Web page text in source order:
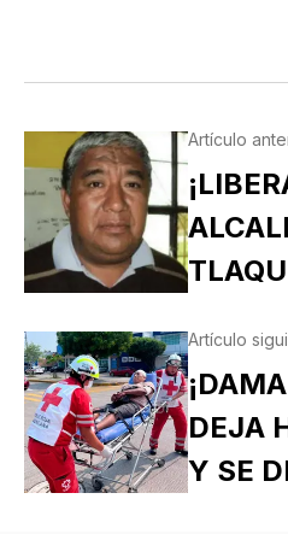
Artículo
Artículo
DEJA
Y SE